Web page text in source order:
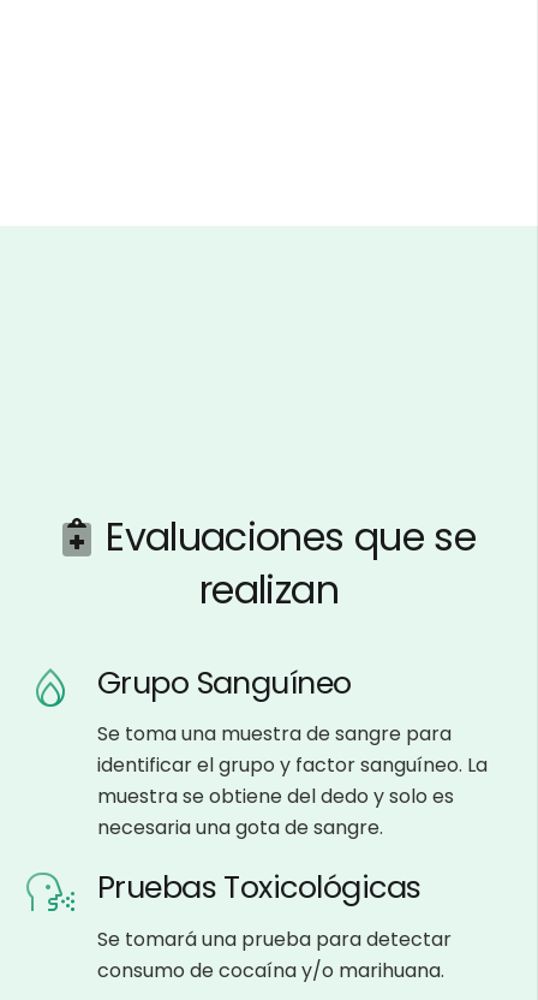
Evaluaciones que se
realizan
Grupo Sanguíneo
Se toma una muestra de sangre para
identificar el grupo y factor sanguíneo. La
muestra se obtiene del dedo y solo es
necesaria una gota de sangre.
Pruebas Toxicológicas
Se tomará una prueba para detectar
consumo de cocaína y/o marihuana.